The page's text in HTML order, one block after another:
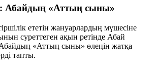
Абайдың «Аттың сыны»
ететін жануарлардың мүшесіне
суреттеген ақын ретінде Абай
«Аттың сыны» өлеңін жатқа
тапты.